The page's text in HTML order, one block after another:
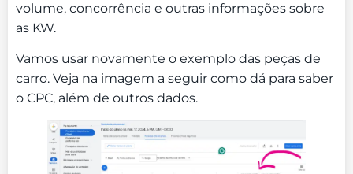
volume, concorrência e outras informações sobre
as KW.
Vamos usar novamente o exemplo das peças de
carro. Veja na imagem a seguir como dá para saber
o CPC, além de outros dados.